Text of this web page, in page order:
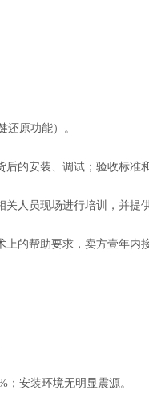
还原功能）。
的安装、调试；验收标准
人员现场进行培训，并提
的帮助要求，卖方壹年内
安装环境无明显震源。